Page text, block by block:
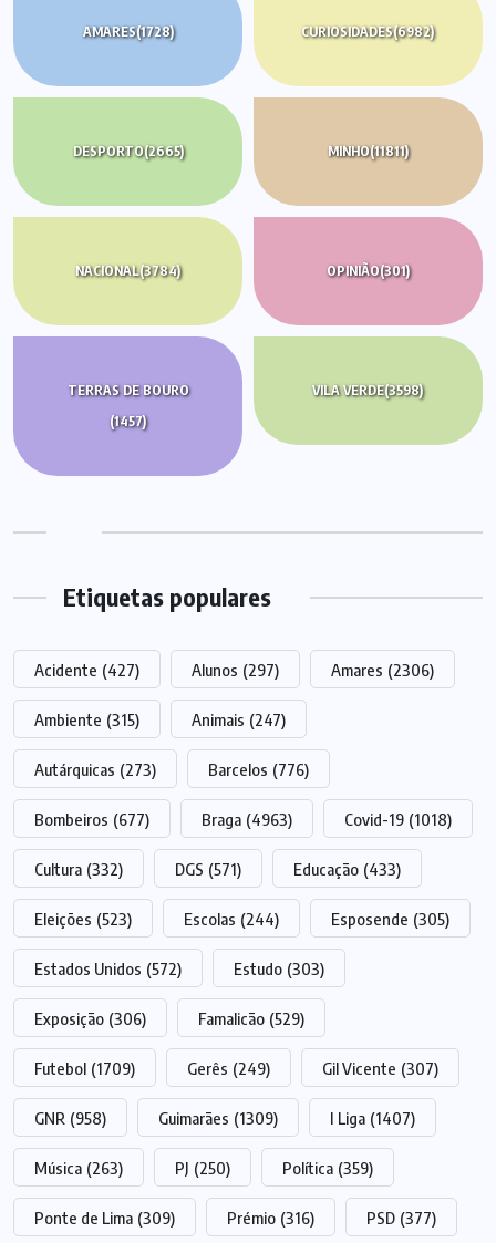
AMARES(1728) CURIOSIDADES(6982)
DESPORTO(2665) MINHO(11811)
NACIONAL(3784) OPINIÃO(301)
TERRAS DE BOURO
(1457)
VILA VERDE(3598)
Etiquetas populares
Acidente (427) Alunos (297) Amares (2306)
Ambiente (315) Animais (247)
Autárquicas (273) Barcelos (776)
Bombeiros (677) Braga (4963) Covid-19 (1018)
Cultura (332) DGS (571) Educação (433)
Eleições (523) Escolas (244) Esposende (305)
Estados Unidos (572) Estudo (303)
Exposição (306) Famalicão (529)
Futebol (1709) Gerês (249) Gil Vicente (307)
GNR (958) Guimarães (1309) I Liga (1407)
Música (263) PJ (250) Política (359)
Ponte de Lima (309) Prémio (316) PSD (377)